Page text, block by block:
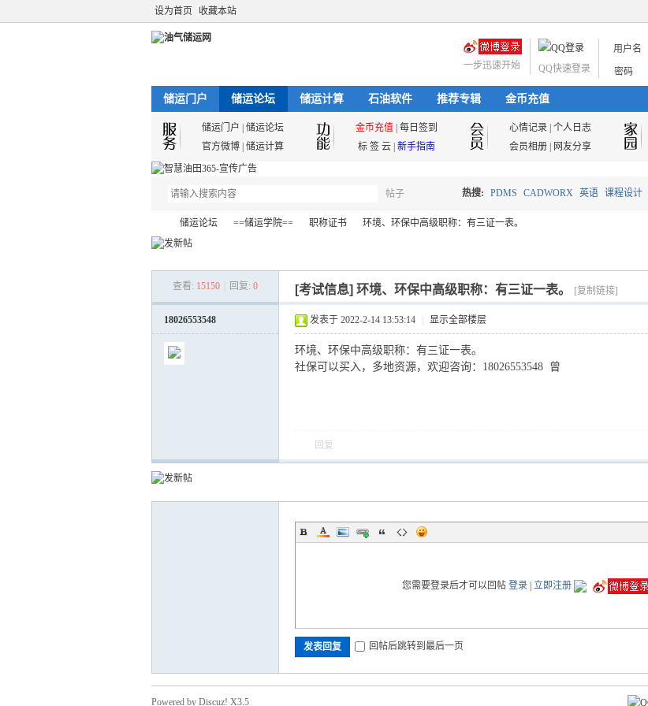
设为首页 收藏本站
用户名
密码
QQ快速登录
一步迅速开始
储运门户 储运论坛 储运计算 石油软件 推荐专辑 金币充值
储运门户 储运论坛 金币充值 每日签到 心情记录 个人日志
官方微博 储运计算 标 签 云 新手指南 会员相册 网友分享
帖子
搜
索
热搜: PDMS CADWORX 英语 课程设计
油气储运
储运论坛
›
==储运学院== 职称证书
›
环境、环保中高级职称：有三证一表。
查看: 15150 回复: 0 [考试信息] 环境、环保中高级职称：有三证一表。 [复制链接]
18026553548 发表于 2022-2-14 13:53:14 显示全部楼层
环境、环保中高级职称：有三证一表。
社保可以买入，多地资源，欢迎咨询：18026553548 曾
回复
您需要登录后才可以回帖 登录| 立即注册
发表回复 回帖后跳转到最后一页
Powered by Discuz! X3.5